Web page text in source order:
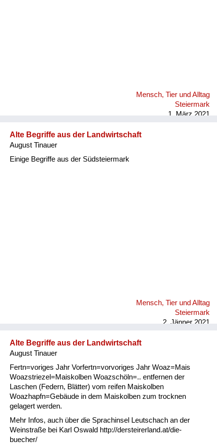
Mensch, Tier und Alltag
Steiermark
1. März 2021
Alte Begriffe aus der Landwirtschaft
August Tinauer
Einige Begriffe aus der Südsteiermark
Mensch, Tier und Alltag
Steiermark
2. Jänner 2021
Alte Begriffe aus der Landwirtschaft
August Tinauer
Fertn=voriges Jahr Vorfertn=vorvoriges Jahr Woaz=Mais
Woazstriezel=Maiskolben Woazschöln=.. entfernen der
Laschen (Federn, Blätter) vom reifen Maiskolben
Woazhapfn=Gebäude in dem Maiskolben zum trocknen
gelagert werden.
Mehr Infos, auch über die Sprachinsel Leutschach an der
Weinstraße bei Karl Oswald http://dersteirerland.at/die-
buecher/